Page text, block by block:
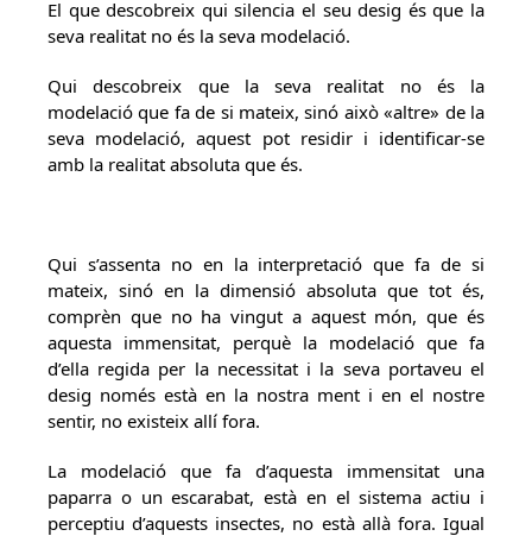
El que descobreix qui silencia el seu desig és que la
seva realitat no és la seva modelació.
Qui descobreix que la seva realitat no és la
modelació que fa de si mateix, sinó això «altre» de la
seva modelació, aquest pot residir i identificar-se
amb la realitat absoluta que és.
Qui s’assenta no en la interpretació que fa de si
mateix, sinó en la dimensió absoluta que tot és,
comprèn que no ha vingut a aquest món, que és
aquesta immensitat, perquè la modelació que fa
d’ella regida per la necessitat i la seva portaveu el
desig només està en la nostra ment i en el nostre
sentir, no existeix allí fora.
La modelació que fa d’aquesta immensitat una
paparra o un escarabat, està en el sistema actiu i
perceptiu d’aquests insectes, no està allà fora. Igual